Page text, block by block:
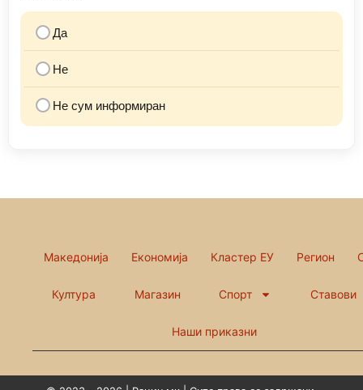
Да
Не
Не сум информиран
Македонија Економија Кластер ЕУ Регион
Култура Магазин Спорт Ставови
Наши приказни